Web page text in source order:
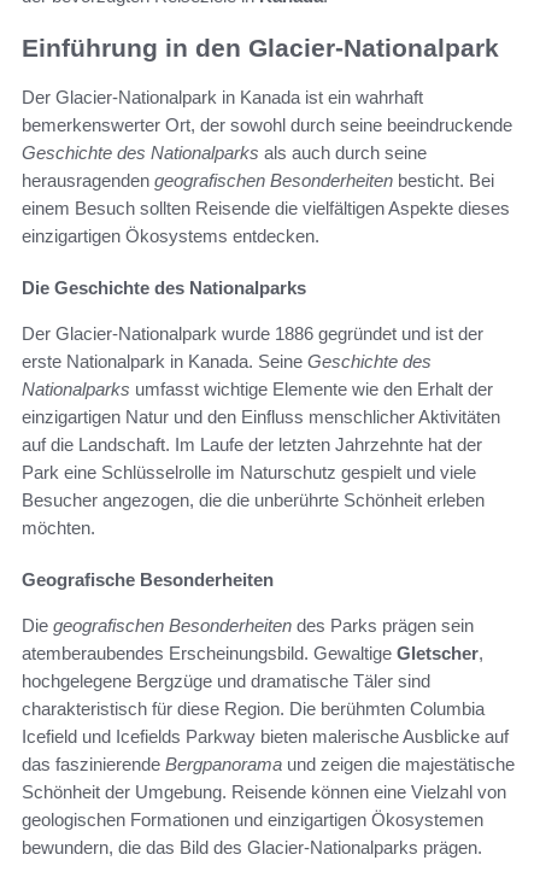
Einführung in den Glacier-Nationalpark
Der Glacier-Nationalpark in Kanada ist ein wahrhaft
bemerkenswerter Ort, der sowohl durch seine beeindruckende
Geschichte des Nationalparks als auch durch seine
herausragenden geografischen Besonderheiten besticht. Bei
einem Besuch sollten Reisende die vielfältigen Aspekte dieses
einzigartigen Ökosystems entdecken.
Die Geschichte des Nationalparks
Der Glacier-Nationalpark wurde 1886 gegründet und ist der
erste Nationalpark in Kanada. Seine Geschichte des
Nationalparks umfasst wichtige Elemente wie den Erhalt der
einzigartigen Natur und den Einfluss menschlicher Aktivitäten
auf die Landschaft. Im Laufe der letzten Jahrzehnte hat der
Park eine Schlüsselrolle im Naturschutz gespielt und viele
Besucher angezogen, die die unberührte Schönheit erleben
möchten.
Geografische Besonderheiten
Die geografischen Besonderheiten des Parks prägen sein
atemberaubendes Erscheinungsbild. Gewaltige Gletscher,
hochgelegene Bergzüge und dramatische Täler sind
charakteristisch für diese Region. Die berühmten Columbia
Icefield und Icefields Parkway bieten malerische Ausblicke auf
das faszinierende Bergpanorama und zeigen die majestätische
Schönheit der Umgebung. Reisende können eine Vielzahl von
geologischen Formationen und einzigartigen Ökosystemen
bewundern, die das Bild des Glacier-Nationalparks prägen.